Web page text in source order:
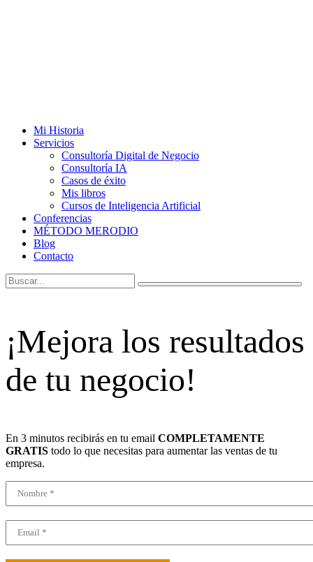
Mi Historia
Servicios
Consultoría Digital de Negocio
Consultoría IA
Casos de éxito
Mis libros
Cursos de Inteligencia Artificial
Conferencias
MÉTODO MERODIO
Blog
Contacto
¡Mejora los resultados
de tu negocio!
En 3 minutos recibirás en tu email COMPLETAMENTE
GRATIS todo lo que necesitas para aumentar las ventas de tu
empresa.